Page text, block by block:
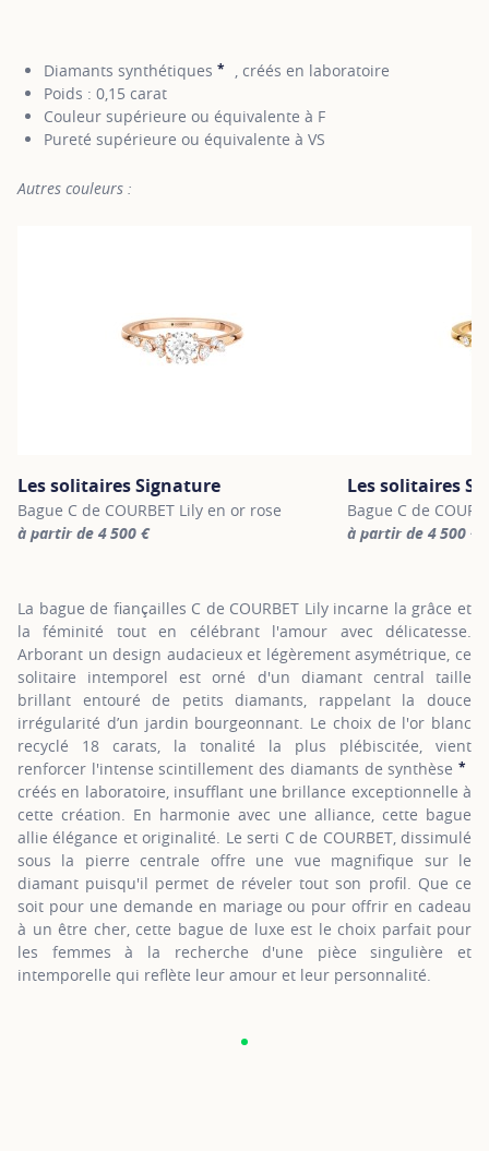
Diamants synthétiques * SHOW TOOLTIP
, créés en laboratoire
Poids : 0,15 carat
Couleur supérieure ou équivalente à F
Pureté supérieure ou équivalente à VS
Autres couleurs :
Les solitaires Signature
Bague C de COURBET Lily en or rose
à partir de 4 500 €
Les solitaires
Bague C de
à partir de 4 500 €
La bague de fiançailles C de COURBET Lily incarne la grâce et
la féminité tout en célébrant l'amour avec délicatesse.
Arborant un design audacieux et légèrement asymétrique, ce
solitaire intemporel est orné d'un diamant central taille
brillant entouré de petits diamants, rappelant la douce
irrégularité d’un jardin bourgeonnant. Le choix de l'or blanc
recyclé 18 carats, la tonalité la plus plébiscitée, vient
renforcer l'intense scintillement des diamants de synthèse*
créés en laboratoire, insufflant une brillance exceptionnelle à
cette création. En harmonie avec une alliance, cette bague
allie élégance et originalité. Le serti C de COURBET, dissimulé
sous la pierre centrale offre une vue magnifique sur le
diamant puisqu'il permet de réveler tout son profil. Que ce
soit pour une demande en mariage ou pour offrir en cadeau
à un être cher, cette bague de luxe est le choix parfait pour
les femmes à la recherche d'une pièce singulière et
intemporelle qui reflète leur amour et leur personnalité.